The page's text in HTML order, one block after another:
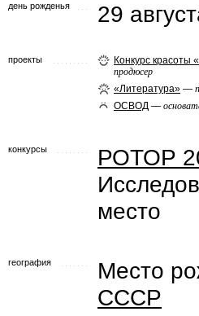
день рожденья 29
проекты Конкурс красоты
продюсер
«Литература» —
ОСВОД —
конкурсы РОТОР
место
география Место
СССР